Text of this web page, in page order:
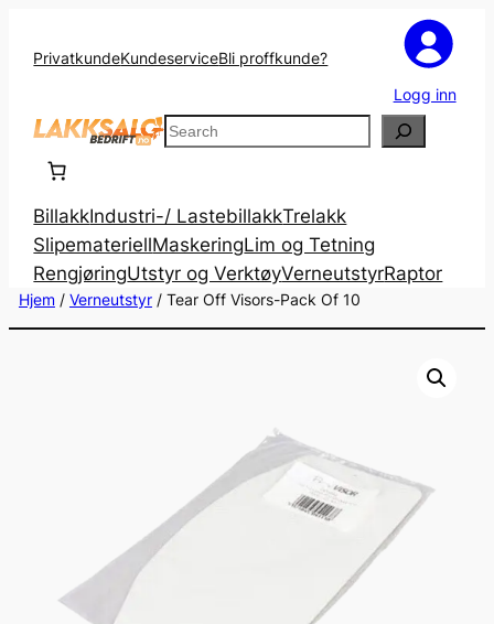
PrivatkundeKundeserviceBli proffkunde?
Logg inn
Search
BillakkIndustri-/ LastebillakkTrelakk
SlipemateriellMaskeringLim og Tetning
RengjøringUtstyr og VerktøyVerneutstyrRaptor
Hjem/ Verneutstyr/ Tear Off Visors-Pack Of 10